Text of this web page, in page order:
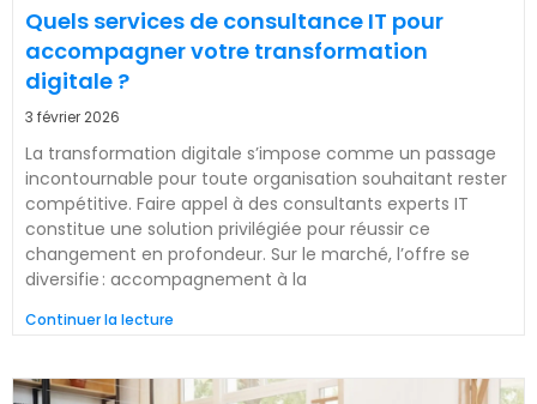
Quels services de consultance IT pour
accompagner votre transformation
digitale ?
3 février 2026
La transformation digitale s’impose comme un passage
incontournable pour toute organisation souhaitant rester
compétitive. Faire appel à des consultants experts IT
constitue une solution privilégiée pour réussir ce
changement en profondeur. Sur le marché, l’offre se
diversifie : accompagnement à la
Continuer la lecture